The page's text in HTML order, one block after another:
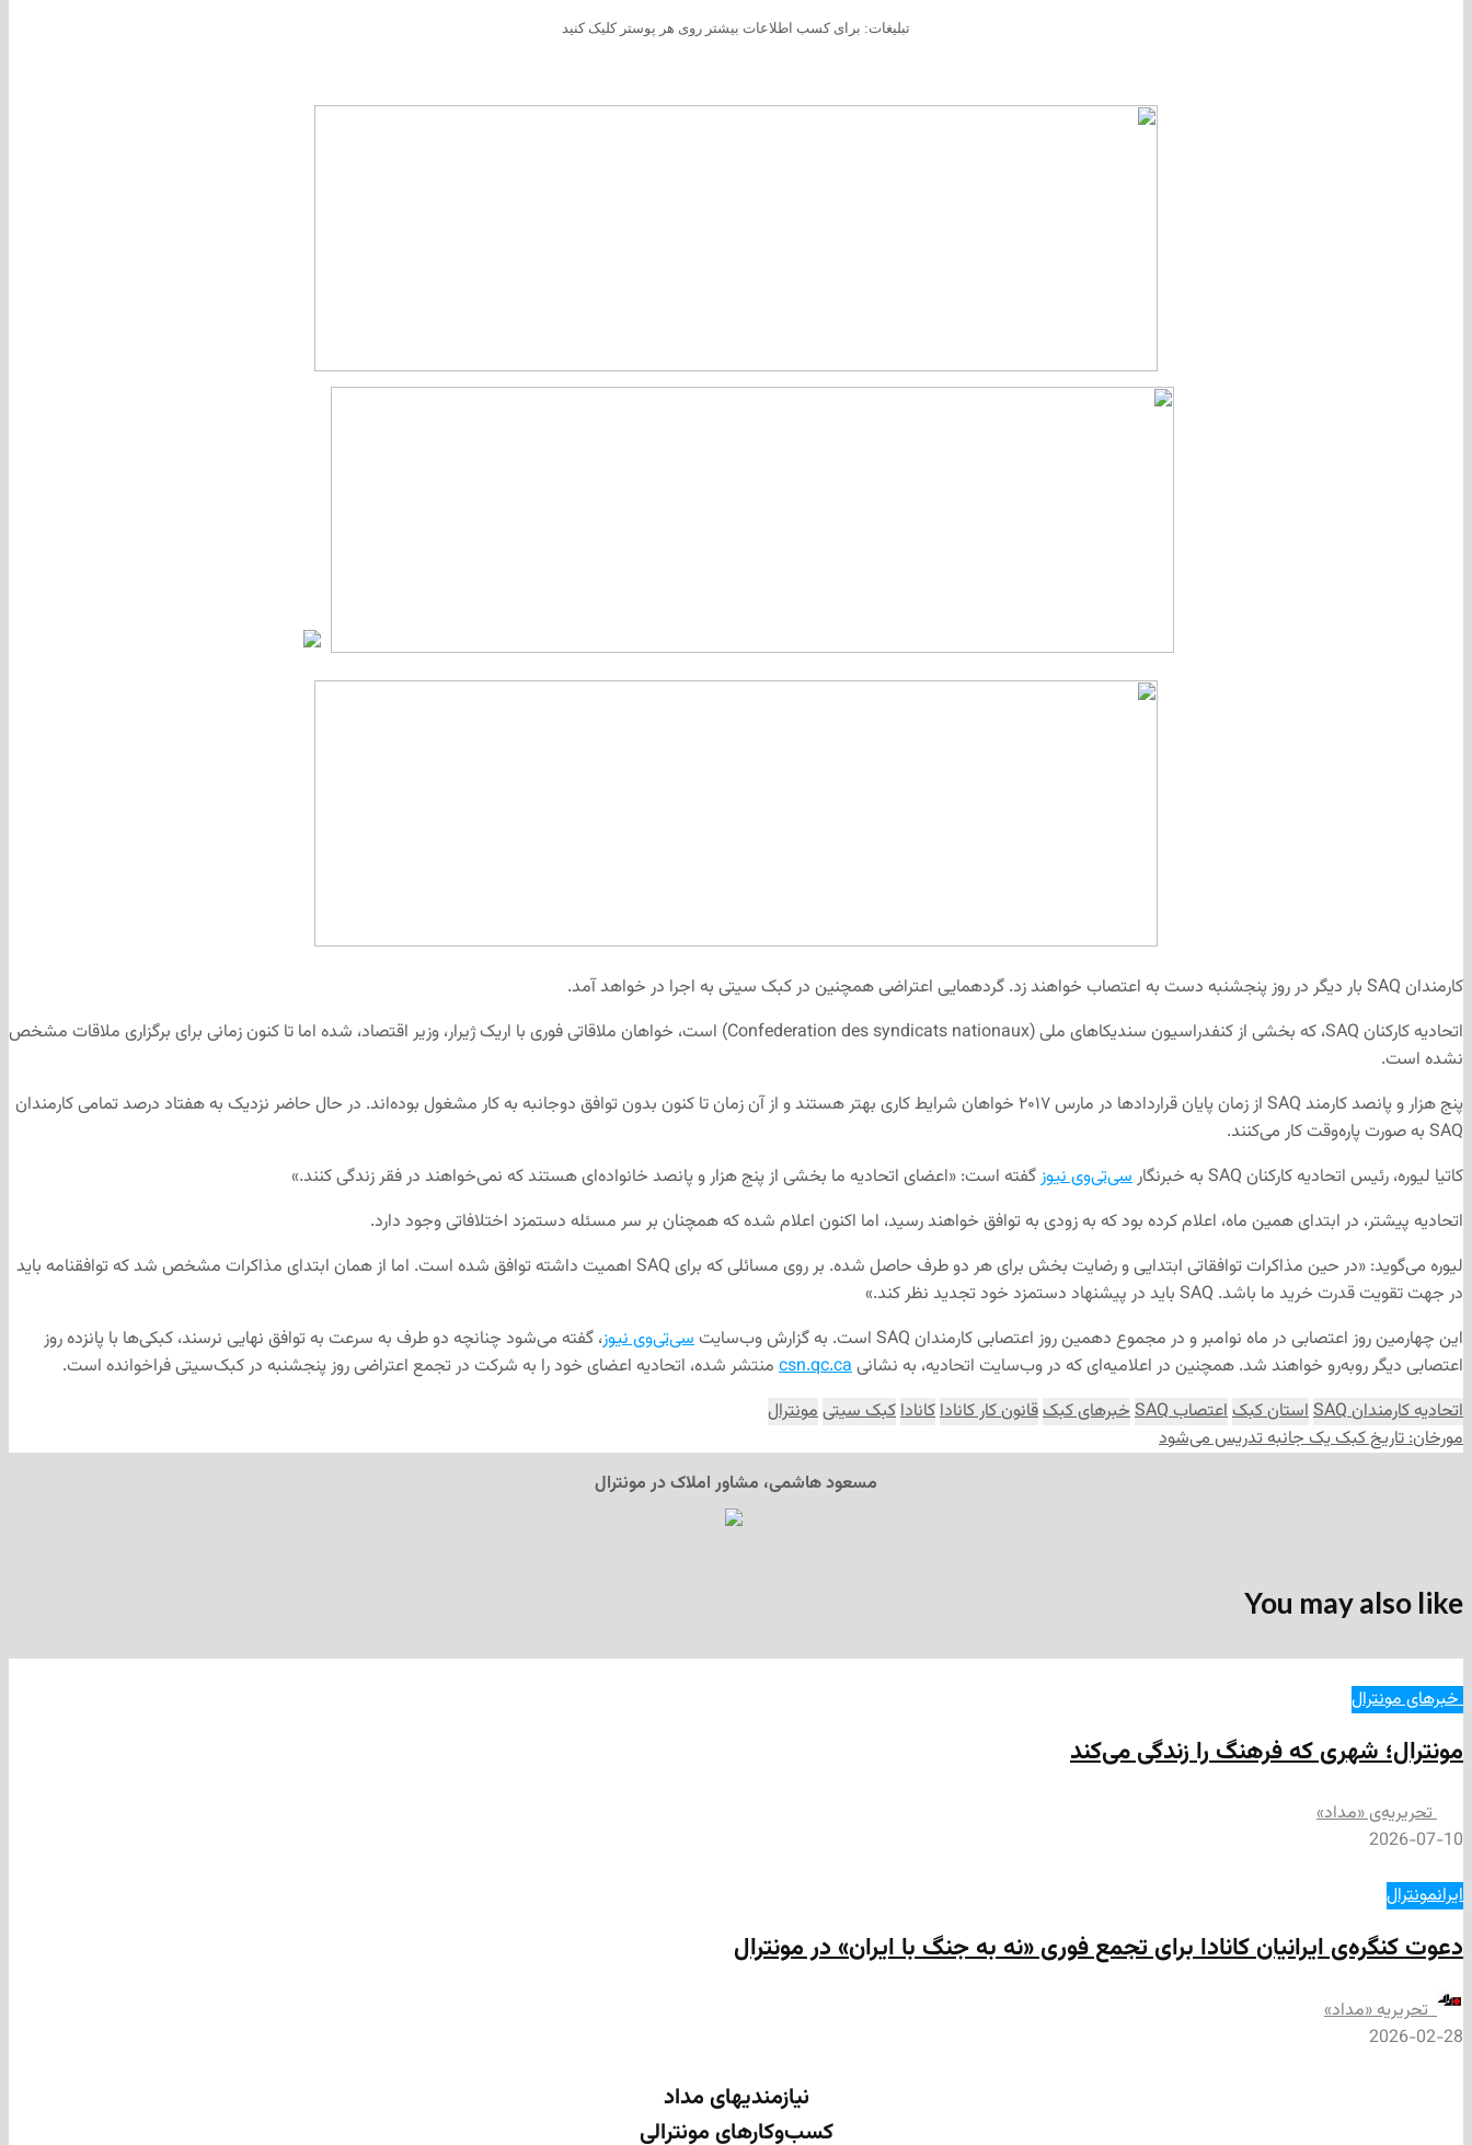
تبلیغات: برای کسب اطلاعات بیشتر روی هر پوستر کلیک کنید
کارمندان SAQ بار دیگر در روز پنجشنبه دست به اعتصاب خواهند زد. گردهمایی اعتراضیهمچنین در کبک سیتی به اجرا در خواهد آمد.
اتحادیه کارکنان SAQ، که بخشی از کنفدراسیون سندیکاهای ملی (Confederation des syndicats nationaux) است، خواهان ملاقاتی فوری با اریک ژیرار، وزیر اقتصاد، شده اما تا کنون زمانی برای برگزاری ملاقات مشخص
نشده است.
پنج هزار و پانصد کارمند SAQ از زمان پایان قراردادها در مارس ۲۰۱۷ خواهان شرایط کاری بهتر هستند و از آن زمان تا کنون بدون توافق دوجانبه به کار مشغول بوده‌اند. در حال حاضر نزدیک به هفتاد درصد تمامی کارمندان
SAQ به صورت پاره‌وقت کار می‌کنند.
کاتیا لیوره، رئیس اتحادیه کارکنان SAQ به خبرنگارسی‌تی‌وی نیوزگفته است: «اعضای اتحادیه ما بخشی از پنج هزار و پانصد خانواده‌ای هستند که نمی‌خواهند در فقر زندگی کنند.»
اتحادیه پیشتر، در ابتدای همین ماه، اعلام کرده بود که به زودی به توافق خواهند رسید، اما اکنون اعلام شده که همچنان بر سر مسئله دستمزد اختلافاتی وجود دارد.
لیوره می‌گوید: «در حین مذاکرات توافقاتی ابتدایی و رضایت بخش برای هر دو طرف حاصل شده. بر روی مسائلی که برای SAQ اهمیت داشته توافق شده است. اما از همان ابتدای مذاکرات مشخص شد که توافقنامه باید
در جهت تقویت قدرت خرید ما باشد. SAQ باید در پیشنهاد دستمزد خود تجدید نظر کند.»
این چهارمین روز اعتصابی در ماه نوامبر و در مجموع دهمین روز اعتصابی کارمندان SAQ است. به گزارش وب‌سایتسی‌تی‌وی نیوز، گفته می‌شود چنانچه دو طرف به سرعت به توافق نهایی نرسند، کبکی‌ها با پانزده روز
اعتصابی دیگر رو‌به‌رو خواهند شد. همچنین در اعلامیه‌ای که در وب‌سایت اتحادیه، به نشانیcsn.qc.ca منتشر شده، اتحادیه اعضای خود را به شرکت در تجمع اعتراضی روز پنجشنبه در کبک‌سیتی فراخوانده است.
اتحادیه کارمندان SAQ
استان کبکاعتصاب SAQ خبرهای کبکقانون کار کاناداکاناداکبک سیتیمونترال
مورخان: تاریخ کبک یک جانبه تدریس می‌شود
مسعود هاشمی، مشاور املاک در مونترال
You may also like
‌ خبرهای مونترال
مونترال؛ شهری که فرهنگ را زندگی می‌کند
تحریریه‌ی «مداد»
2026-07-10
ایرانمونترال
دعوت کنگره‌ی ایرانیان کانادا برای تجمع فوری «نه به جنگ با ایران» در مونترال
‌ تحریریه «مداد»
2026-02-28
نیازمندیهای مداد
کسب‌وکارهای مونترالی